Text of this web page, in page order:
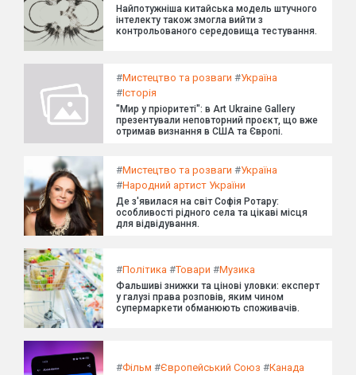
Найпотужніша китайська модель штучного
інтелекту також змогла вийти з
контрольованого середовища тестування.
#Мистецтво та розваги #Україна
#Історія
"Мир у пріоритеті": в Art Ukraine Gallery
презентували неповторний проєкт, що вже
отримав визнання в США та Європі.
#Мистецтво та розваги #Україна
#Народний артист України
Де з'явилася на світ Софія Ротару:
особливості рідного села та цікаві місця
для відвідування.
#Політика #Товари #Музика
Фальшиві знижки та цінові уловки: експерт
у галузі права розповів, яким чином
супермаркети обманюють споживачів.
#Фільм #Європейський Союз #Канада